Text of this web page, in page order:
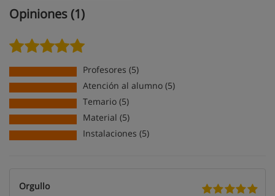
Opiniones (1)
Profesores (5)
Atención al alumno (5)
Temario (5)
Material (5)
Instalaciones (5)
Orgullo